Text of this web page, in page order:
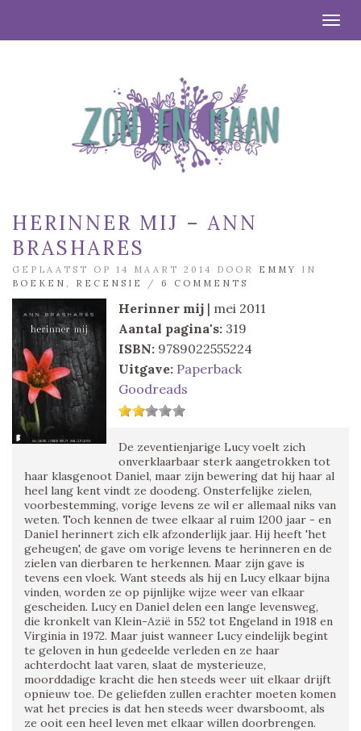
HERINNER MIJ – ANN
BRASHARES
GEPLAATST OP 14 MAART 2014 DOOR EMMY
IN
BOEKEN
RECENSIE / 6 COMMENTS
Herinner mij | mei 2011
Aantal pagina's: 319
ISBN: 9789022555224
Uitgave: Paperback
Goodreads
De zeventienjarige Lucy voelt zich
onverklaarbaar sterk aangetrokken tot
haar klasgenoot Daniel, maar zijn bewering dat hij haar al
heel lang kent vindt ze doodeng. Onsterfelijke zielen,
voorbestemming, vorige levens ze wil er allemaal niks van
weten. Toch kennen de twee elkaar al ruim 1200 jaar - en
Daniel herinnert zich elk afzonderlijk jaar. Hij heeft 'het
geheugen', de gave om vorige levens te herinneren en de
zielen van dierbaren te herkennen. Maar zijn gave is
tevens een vloek. Want steeds als hij en Lucy elkaar bijna
vinden, worden ze op pijnlijke wijze weer van elkaar
gescheiden. Lucy en Daniel delen een lange levensweg,
die kronkelt van Klein-Azië in 552 tot Engeland in 1918 en
Virginia in 1972. Maar juist wanneer Lucy eindelijk begint
te geloven in hun gedeelde verleden en ze haar
achterdocht laat varen, slaat de mysterieuze,
moorddadige kracht die hen steeds weer uit elkaar drijft
opnieuw toe. De geliefden zullen erachter moeten komen
wat het precies is dat hen steeds weer dwarsboomt, als
ze ooit een heel leven met elkaar willen doorbrengen.